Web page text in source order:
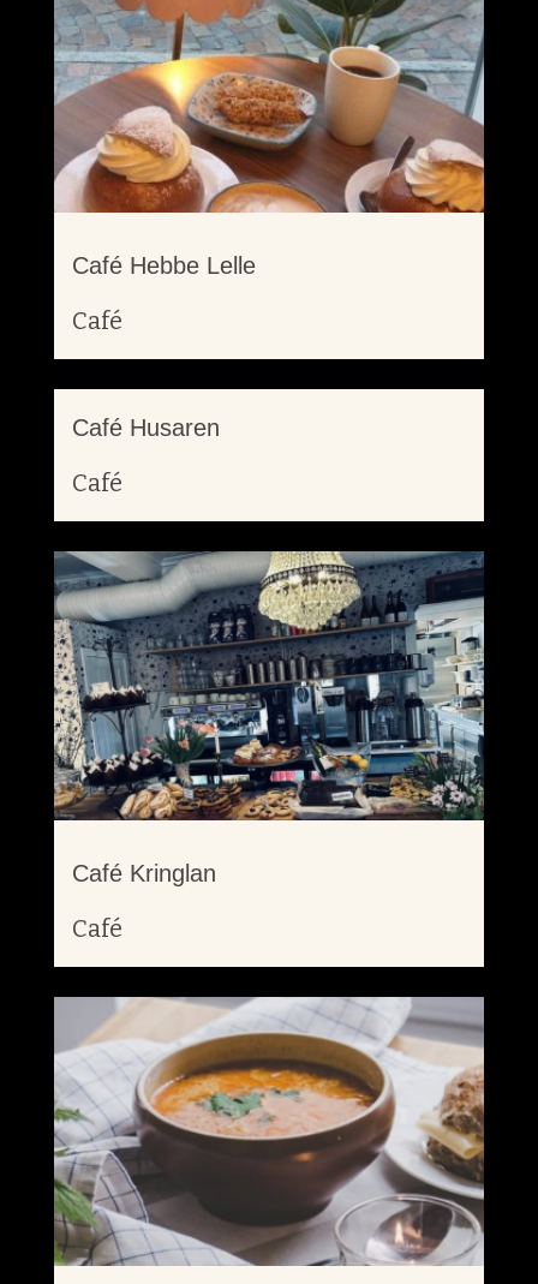
Café Hebbe Lelle
Café
Café Husaren
Café
Café Kringlan
Café